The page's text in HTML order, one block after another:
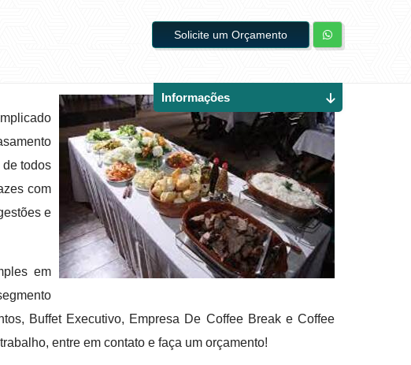
Solicite um Orçamento
todos
com
e
em
Buffet Executivo, Empresa De Coffee Break e Coffee
entre em contato e faça um orçamento!
Informações